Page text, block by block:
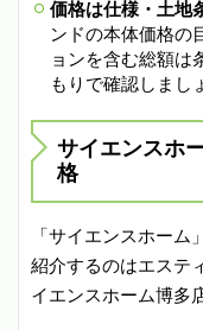
価格は仕様・土地
ンドの本体価格の
ョンを含む総額は
もりで確認しまし
サイエンスホ
格
「サイエンスホー
紹介するのはエステ
イエンスホーム博多